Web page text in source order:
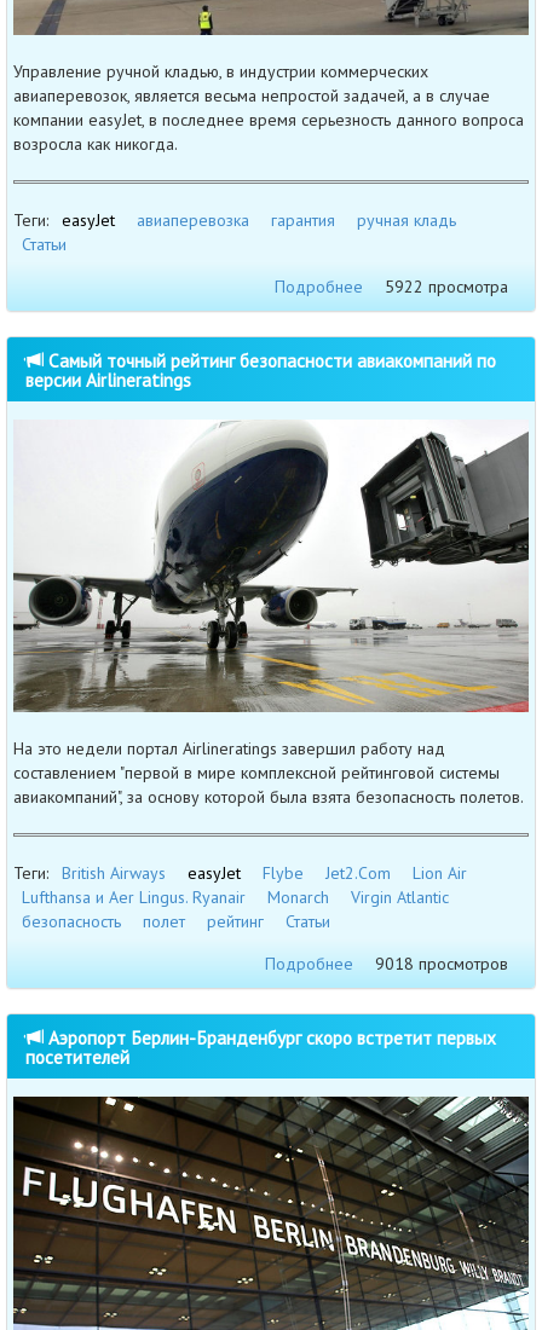
Управление ручной кладью, в индустрии коммерческих
авиаперевозок, является весьма непростой задачей, а в случае
компании easyJet, в последнее время серьезность данного вопроса
возросла как никогда.
Теги: easyJet авиаперевозка гарантия
ручная кладь
Статьи
Подробнее
5922 просмотра
Самый точный рейтинг безопасности авиакомпаний по
версии Airlineratings
На это недели портал Airlineratings завершил работу над
составлением "первой в мире комплексной рейтинговой системы
авиакомпаний", за основу которой была взята безопасность полетов.
Теги: British Airways easyJet Flybe Jet2.Com
Lion Air
Lufthansa и Aer Lingus. Ryanair
Monarch
Virgin Atlantic
безопасность
полет рейтинг
Статьи
Подробнее
9018 просмотров
Аэропорт Берлин-Бранденбург скоро встретит первых
посетителей